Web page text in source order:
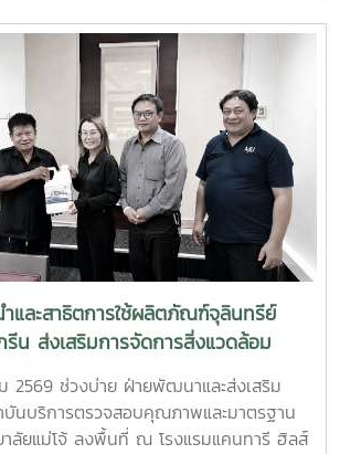
ประชาสัมพันธ์บริการของหน่วยงาน และให้
บการ SME ในพื้นที่จังหวัดเชียงใหม่และ
ยบริหารและห้องปฏิบัติการ นำโดย รองผู้
ารและห้องปฏิบัติการ นางริมฤทัย พุทธวงค์
ได้แก่ นางสาวสุปราณี แก้วเทียน นัก
วธนพร ดวงเดช นักวิทยาศาสตร์ นางสาว
เจ้าหน้าที่บริการลูกค้า ภายในงาน IQS ได้
การด้านการตรวจสอบคุณภาพและ
ร้อมให้คำปรึกษาแก่ผู้ประกอบการเกี่ยวกับ
ารยกระดับมาตรฐานสินค้า และการใช้
เพื่อสนับสนุนการเพิ่มขีดความสามารถใน
กอบการไทย รวมถึงสร้างเครือข่ายความ
งานภาครัฐ สถาบันการศึกษา และภาคธุรกิจ
และสาธิตการใช้ผลิตภัณฑ์จุลินทรีย์
รีน ส่งเสริมการจัดการสิ่งแวดล้อม
2569 ช่วงบ่าย ฝ่ายพัฒนาและส่งเสริม
นบริการตรวจสอบคุณภาพและมาตรฐาน
ลัยแม่โจ้ ลงพื้นที่ ณ โรงแรมแคนทารี ฮิลส์